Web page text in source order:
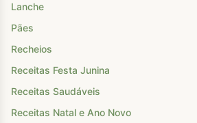
Lanche
Pães
Recheios
Receitas Festa Junina
Receitas Saudáveis
Receitas Natal e Ano Novo